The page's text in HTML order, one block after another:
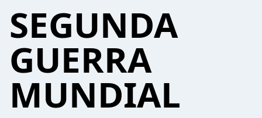
SEGUNDA
GUERRA
MUNDIAL